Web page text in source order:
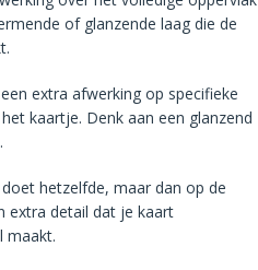
of glanzende laag die de
extra afwerking op specifieke
kaartje. Denk aan een glanzend
doet hetzelfde, maar dan op de
extra detail dat je kaart
maakt.